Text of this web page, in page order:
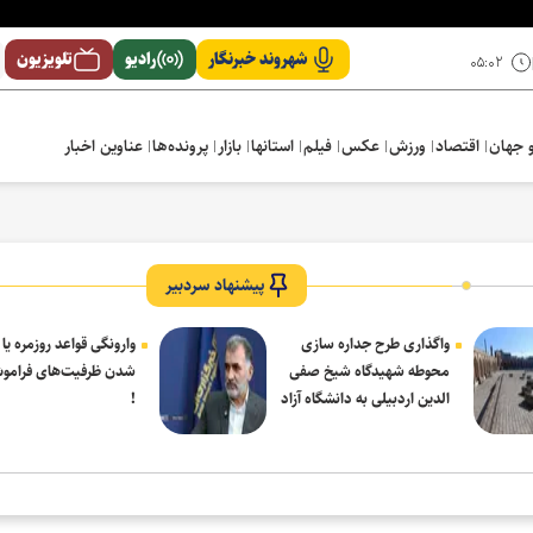
۰۵:۰۲ شهروند خبرنگار رادیو تلویزیون
جهان اقتصاد ورزش عکس فیلم استانها بازار پرونده‌ها عناوین اخبار
پیشنهاد سردبیر
واگذاری طرح جداره سازی
محوطه شهیدگاه شیخ صفی
الدین اردبیلی به دانشگاه آزاد
وارونگی قواعد روزمره
شدن ظرفیت‌های
!